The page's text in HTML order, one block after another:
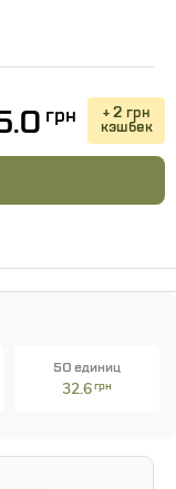
грн + 2 грн
кэшбек
50 единиц
32.6грн